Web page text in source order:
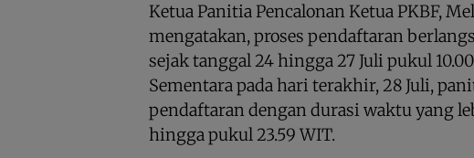
Ketua Panitia Pencalonan Ketua PKBF,
mengatakan, proses pendaftaran
sejak tanggal 24 hingga 27 Juli pukul
Sementara pada hari terakhir, 28 Juli,
pendaftaran dengan durasi waktu yang
hingga pukul 23.59 WIT.